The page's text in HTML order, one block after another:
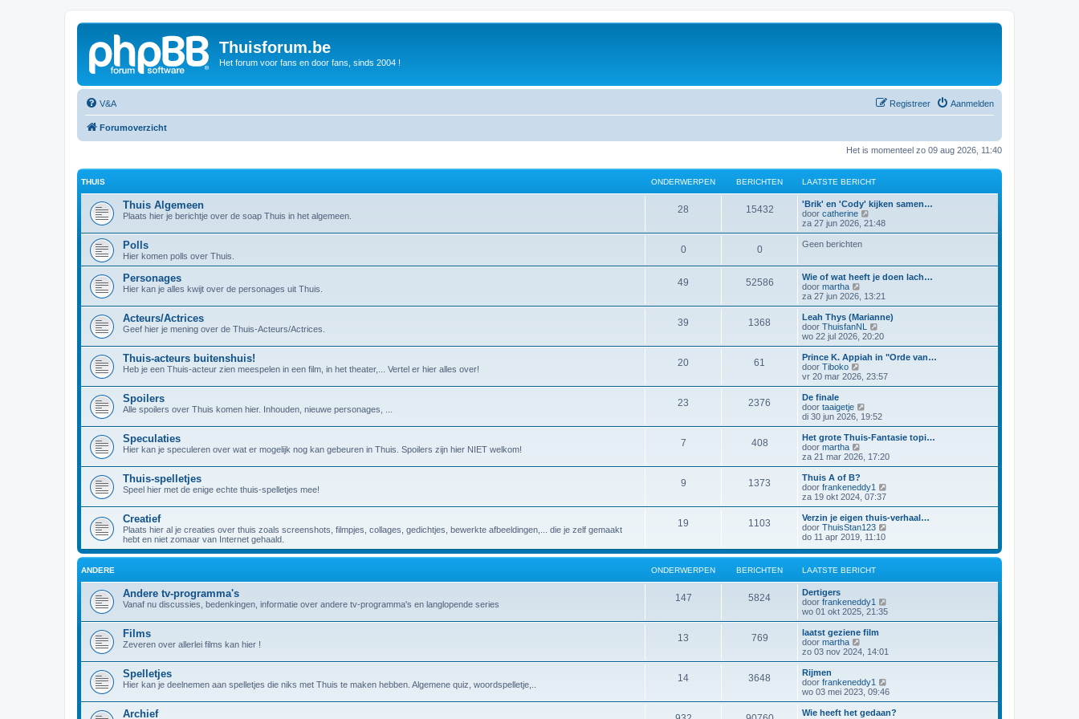
Thuisforum.be
Het forum voor fans en door fans, sinds 2004 !
V&A Aanmelden
Registreer
Forumoverzicht
Het is momenteel zo 09 aug 2026, 11:40
THUIS ONDERWERPEN BERICHTEN LAATSTE BERICHT
Thuis Algemeen
Plaats hier je berichtje over de soap Thuis in het algemeen.
28 15432
'Brik' en 'Cody' kijken samen…
door catherine
e
k
l
a
t
s
t
e
b
e
r
c
h
za 27 jun 2026, 21:48
Polls
Hier komen polls over Thuis.
0 0 Geen berichten
Personages
Hier kan je alles kwijt over de personages uit Thuis.
49 52586
Wie of wat heeft je doen lach…
door martha
e
k
i
j
k
a
a
t
s
b
e
r
i
h
t
za 27 jun 2026, 13:21
Acteurs/Actrices
Geef hier je mening over de Thuis-Acteurs/Actrices.
39 1368
Leah Thys (Marianne)
door ThuisfanNL
e
k
i
k
t
s
e
e
r
c
h
t
wo 22 jul 2026, 20:20
Thuis-acteurs buitenshuis!
Heb je een Thuis-acteur zien meespelen in een film, in het theater,... Vertel er hier alles over!
20 61
Prince K. Appiah in "Orde van…
door Tiboko
e
k
j
k
a
a
t
s
b
e
r
i
c
h
t
vr 20 mar 2026, 23:57
Spoilers
Alle spoilers over Thuis komen hier. Inhouden, nieuwe personages, ...
23 2376
De finale
door taaigetje
e
k
i
k
a
t
s
e
b
e
r
i
c
di 30 jun 2026, 19:52
Speculaties
Hier kan je speculeren over wat er mogelijk nog kan gebeuren in Thuis. Spoilers zijn hier NIET welkom!
7 408
Het grote Thuis-Fantasie topi…
door martha
e
k
j
k
l
a
t
s
t
e
b
e
i
c
h
t
za 21 mar 2026, 17:20
Thuis-spelletjes
Speel hier met de enige echte thuis-spelletjes mee!
9 1373
Thuis A of B?
door frankeneddy1
k
a
s
b
e
h
za 19 okt 2024, 07:37
Creatief
Plaats hier al je creaties over thuis zoals screenshots, filmpjes, collages, gedichtjes, bewerkte afbeeldingen,... die je zelf gemaakt
hebt en niet zomaar van Internet gehaald.
19 1103
Verzin je eigen thuis-verhaal…
door ThuisStan123
i
l
t
s
e
c
h
t
do 11 apr 2019, 11:10
ANDERE ONDERWERPEN BERICHTEN LAATSTE BERICHT
Andere tv-programma's
Vanaf nu discussies, bedenkingen, informatie over andere tv-programma's en langlopende series
147 5824
Dertigers
door frankeneddy1
e
k
t
s
e
wo 01 okt 2025, 21:35
Films
Zeveren over allerlei films kan hier !
13 769
laatst geziene film
door martha
e
k
j
k
zo 03 nov 2024, 14:01
Spelletjes
Hier kan je deelnemen aan spelletjes die niks met Thuis te maken hebben. Algemene quiz, woordspelletje,..
14 3648
Rijmen
door frankeneddy1
e
k
i
wo 03 mei 2023, 09:46
Archief
Wie heeft het gedaan?